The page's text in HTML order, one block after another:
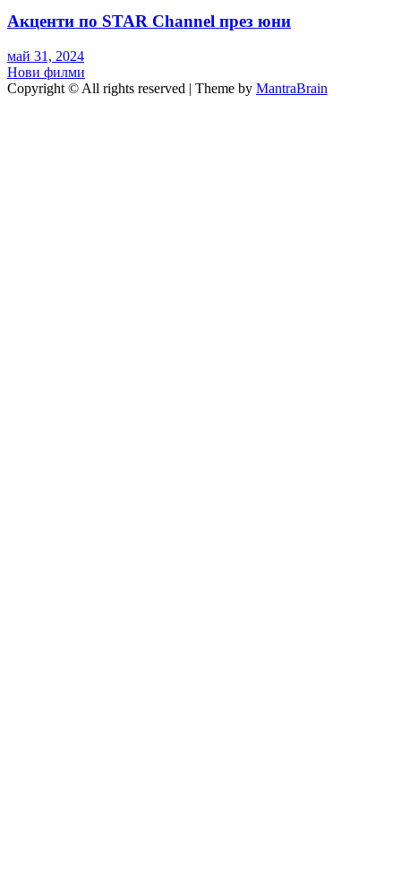
Акценти по STAR Channel през юни
май 31, 2024
Нови филми
Copyright © All rights reserved | Theme by MantraBrain